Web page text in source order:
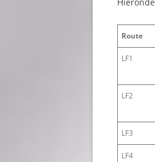
Route
LF1
LF2
LF3
LF4